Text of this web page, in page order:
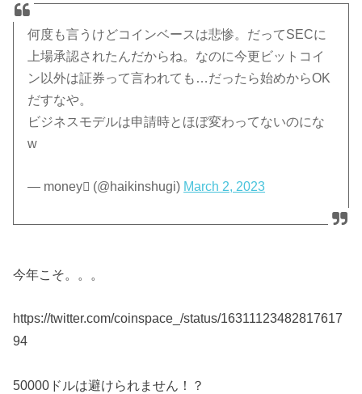
何度も言うけどコインベースは悲惨。だってSECに
上場承認されたんだからね。なのに今更ビットコイ
ン以外は証券って言われても…だったら始めからOK
だすなや。
ビジネスモデルは申請時とほぼ変わってないのにな
w
— money (@haikinshugi) March 2, 2023
今年こそ。。。
https://twitter.com/coinspace_/status/16311123482817617
94
50000ドルは避けられません！？